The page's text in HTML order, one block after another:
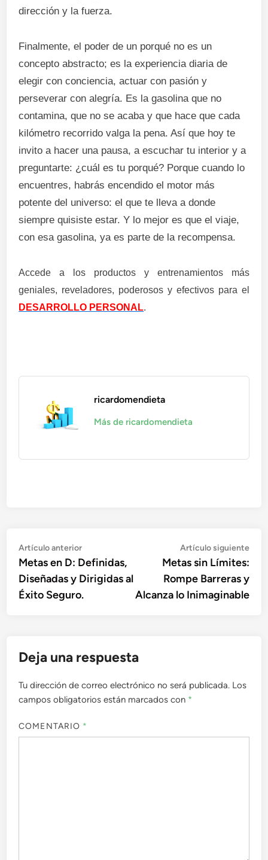
dirección y la fuerza.
Finalmente, el poder de un porqué no es un
concepto abstracto; es la experiencia diaria de
elegir con conciencia, actuar con pasión y
perseverar con alegría. Es la gasolina que no
contamina, que no se acaba y que hace que cada
kilómetro recorrido valga la pena. Así que hoy te
invito a hacer una pausa, a escuchar tu interior y a
preguntarte: ¿cuál es tu porqué? Porque cuando lo
encuentres, habrás encendido el motor más
potente del universo: el que te lleva a donde
siempre quisiste estar. Y lo mejor es que el viaje,
con esa gasolina, ya es parte de la recompensa.
Accede a los productos y entrenamientos más
geniales, reveladores, poderosos y efectivos para el
DESARROLLO PERSONAL.
ricardomendieta
Más de ricardomendieta
Navegación
de
entradas
Artículo anteriorArtículo
anterior:
Metas en D: Definidas,
Diseñadas y Dirigidas al
Éxito Seguro.
Artículo siguiente
Metas sin Límites:
Rompe Barreras y
Alcanza lo Inimaginable
Deja una respuesta
Tu dirección de correo electrónico no será publicada. Los
campos obligatorios están marcados con *
COMENTARIO *